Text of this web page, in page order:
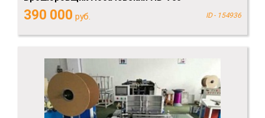
390 000 руб. ID - 154936